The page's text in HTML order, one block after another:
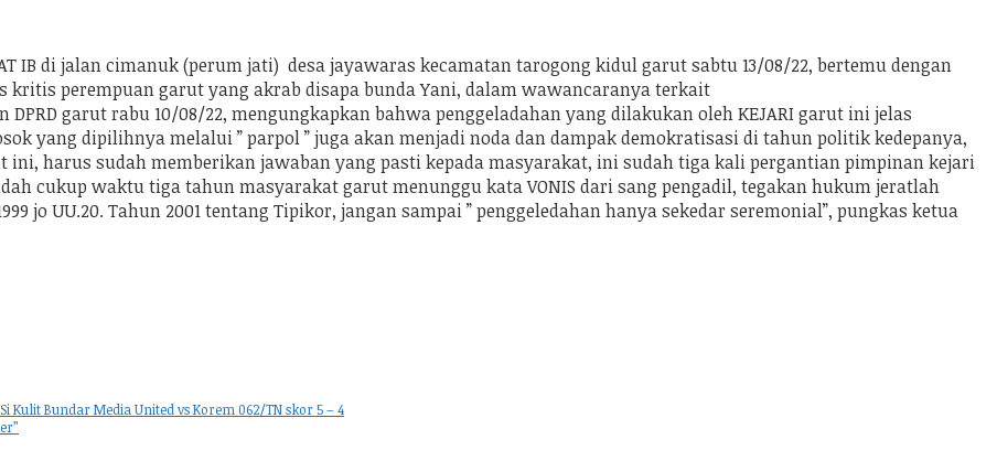
IB di jalan cimanuk (perum jati) desa jayawaras kecamatan tarogong kidul garut sabtu 13/08/22, bertemu dengan
kritis perempuan garut yang akrab disapa bunda Yani, dalam wawancaranya terkait
garut rabu 10/08/22, mengungkapkan bahwa penggeladahan yang dilakukan oleh KEJARI garut ini jelas
yang dipilihnya melalui ” parpol ” juga akan menjadi noda dan dampak demokratisasi di tahun politik kedepanya,
ini, harus sudah memberikan jawaban yang pasti kepada masyarakat, ini sudah tiga kali pergantian pimpinan kejari
cukup waktu tiga tahun masyarakat garut menunggu kata VONIS dari sang pengadil, tegakan hukum jeratlah
jo UU.20. Tahun 2001 tentang Tipikor, jangan sampai ” penggeledahan hanya sekedar seremonial”, pungkas ketua
Bundar Media United vs Korem 062/TN skor 5 – 4